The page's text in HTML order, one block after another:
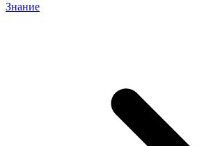
Знание